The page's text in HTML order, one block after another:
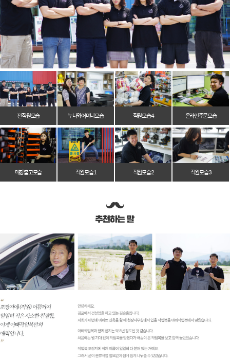
전 직원 모습 누나와 어머니 모습 직원 모습 4 온라인 주문 모습
매장 출고 모습 직원 모습 1 직원 모습 2 직원 모습 3